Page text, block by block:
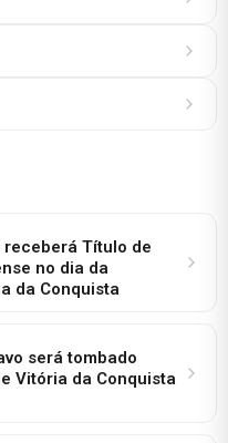
receberá Título de
no dia da
da Conquista
será tombado
Vitória da Conquista